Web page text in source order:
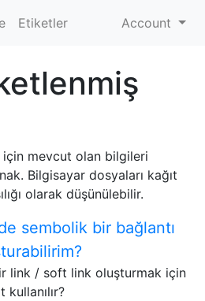
Etiketler Account
için mevcut olan bilgileri
Bilgisayar dosyaları kağıt
olarak düşünülebilir.
sembolik bir bağlantı
link / soft link oluşturmak için
kullanılır?